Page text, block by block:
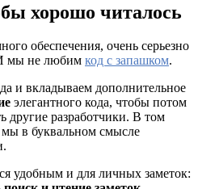
хорошо читалось
обеспечения, очень серьезно
И мы не любим код с запашком.
и вкладываем дополнительное
элегантного кода, чтобы потом
другие разработчики. В том
в буквальном смысле
удобным и для личных заметок: